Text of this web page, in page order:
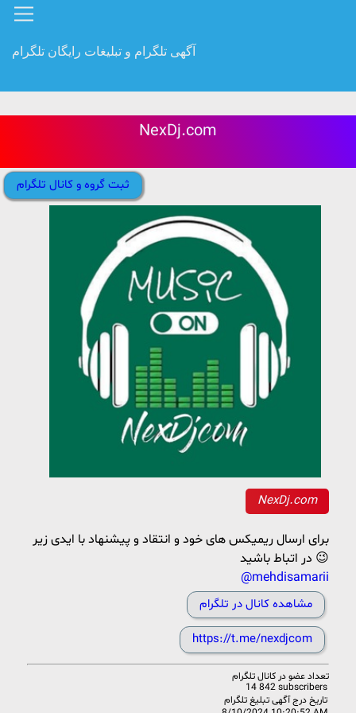
آگهی تلگرام و تبلیغات رایگان تلگرام
NexDj.com
ثبت گروه و کانال تلگرام
NexDj.com
برای ارسال ریمیکس های خود و انتقاد و پیشنهاد با ایدی زیر
در اتباط باشید 😉
@mehdisamarii
مشاهده کانال در تلگرام
https://t.me/nexdjcom
تعداد عضو در کانال تلگرام
14 842 subscribers
تاریخ درج آگهی تبلیغ تلگرام